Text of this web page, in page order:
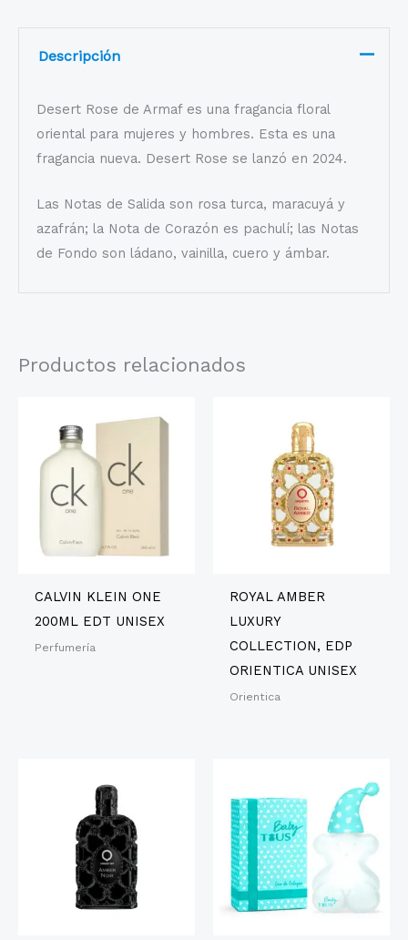
Descripción
Desert Rose de Armaf es una fragancia floral
oriental para mujeres y hombres. Esta es una
fragancia nueva. Desert Rose se lanzó en 2024.
Las Notas de Salida son rosa turca, maracuyá y
azafrán; la Nota de Corazón es pachulí; las Notas
de Fondo son ládano, vainilla, cuero y ámbar.
Productos relacionados
CALVIN KLEIN ONE
200ML EDT UNISEX
Perfumería
ROYAL AMBER
LUXURY
COLLECTION, EDP
ORIENTICA UNISEX
Orientica